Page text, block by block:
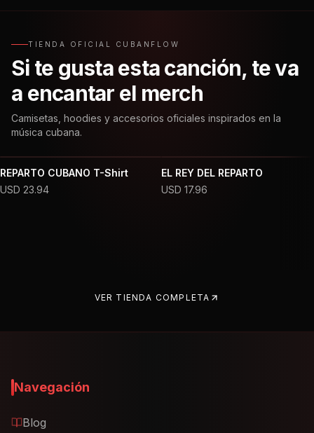
TIENDA OFICIAL CUBANFLOW
Si te gusta esta canción, te va
a encantar el merch
Camisetas, hoodies y accesorios oficiales inspirados en la
música cubana.
REPARTO CUBANO T-Shirt
USD 23.94
EL REY DEL REPARTO
USD 17.96
VER TIENDA COMPLETA
Navegación
Blog